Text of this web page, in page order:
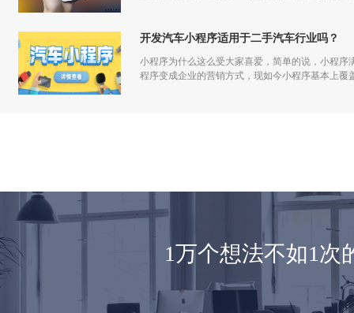
开发汽车小程序适用于二手汽车行业吗？
小程序为什么这么受大家喜爱，简单的说，小程
程序变成企业的营销方式，现如今小程序基本上覆
1万个想法不如1次